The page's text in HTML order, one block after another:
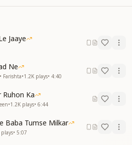
है
है
है
है
no disturbance of thoughts.
no movement of worldly
bliss prevail.
joy abound.
meeting You directly.
realm—this is Your
Jaaye
Ne
Farishta•1.2K plays• 4:40
Ruhon Ka
•1.2K plays• 6:44
Baba Tumse Milkar
plays• 5:07